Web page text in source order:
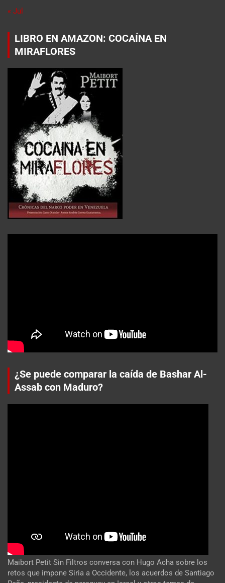
« Jul
LIBRO EN AMAZON: COCAÍNA EN
MIRAFLORES
¿Se puede comparar la caída de Bashar Al-
Assab con Maduro?
Maibort Petit Sin Filtros conversa con Hugo Acha sobre los
retos que impone Siria a Occidente, los acuerdos de Santiago